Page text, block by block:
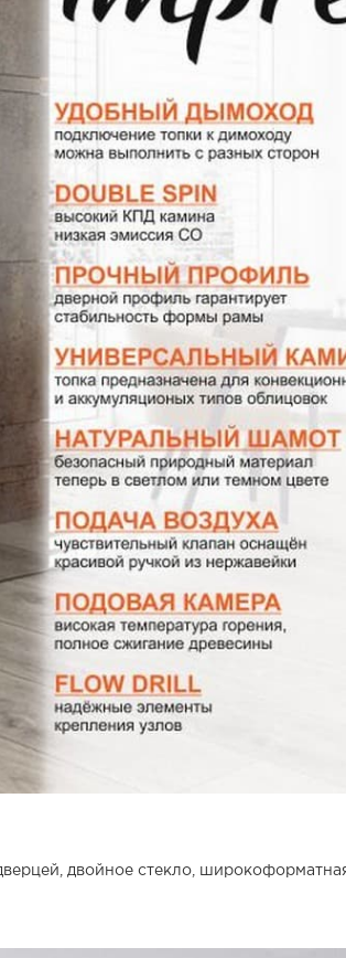
двойное стекло,